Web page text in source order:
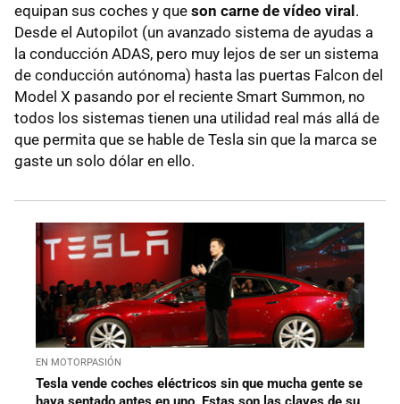
equipan sus coches y que son carne de vídeo viral.
Desde el Autopilot (un avanzado sistema de ayudas a
la conducción ADAS, pero muy lejos de ser un sistema
de conducción autónoma) hasta las puertas Falcon del
Model X pasando por el reciente Smart Summon, no
todos los sistemas tienen una utilidad real más allá de
que permita que se hable de Tesla sin que la marca se
gaste un solo dólar en ello.
EN MOTORPASIÓN
Tesla vende coches eléctricos sin que mucha gente se